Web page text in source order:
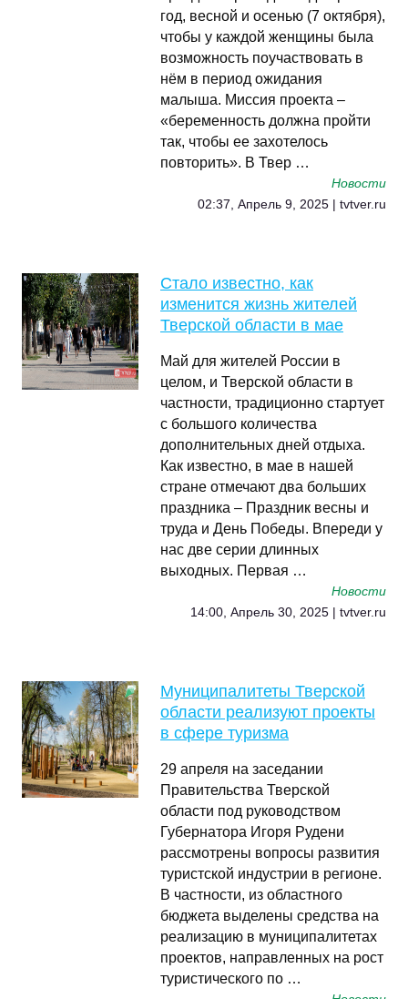
год, весной и осенью (7 октября),
чтобы у каждой женщины была
возможность поучаствовать в
нём в период ожидания
малыша. Миссия проекта –
«беременность должна пройти
так, чтобы ее захотелось
повторить». В Твер …
Новости
02:37, Апрель 9, 2025 | tvtver.ru
Стало известно, как
изменится жизнь жителей
Тверской области в мае
Май для жителей России в
целом, и Тверской области в
частности, традиционно стартует
с большого количества
дополнительных дней отдыха.
Как известно, в мае в нашей
стране отмечают два больших
праздника – Праздник весны и
труда и День Победы. Впереди у
нас две серии длинных
выходных. Первая …
Новости
14:00, Апрель 30, 2025 | tvtver.ru
Муниципалитеты Тверской
области реализуют проекты
в сфере туризма
29 апреля на заседании
Правительства Тверской
области под руководством
Губернатора Игоря Рудени
рассмотрены вопросы развития
туристской индустрии в регионе.
В частности, из областного
бюджета выделены средства на
реализацию в муниципалитетах
проектов, направленных на рост
туристического по …